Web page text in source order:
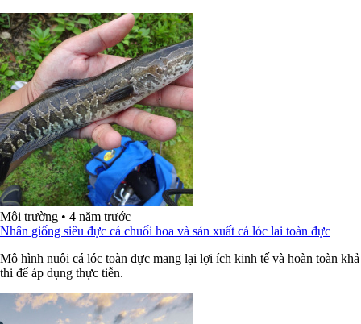
Môi trường • 4 năm trước
Nhân giống siêu đực cá chuối hoa và sản xuất cá lóc lai toàn đực
Mô hình nuôi cá lóc toàn đực mang lại lợi ích kinh tế và hoàn toàn khả
thi để áp dụng thực tiễn.